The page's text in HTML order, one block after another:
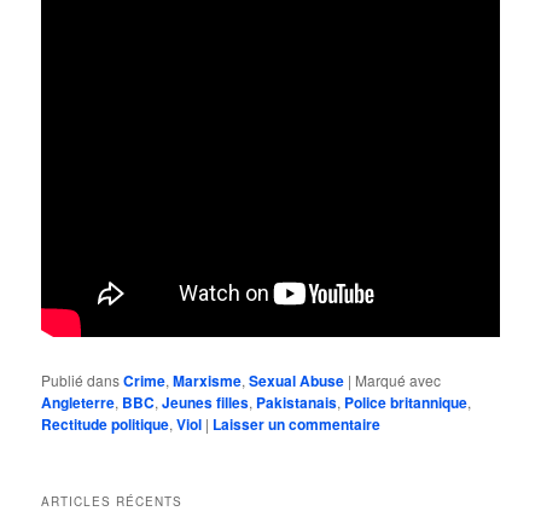
Publié dansCrime,Marxisme,Sexual Abuse | Marqué avec
Angleterre, BBC,Jeunes filles, Pakistanais, Police britannique,
Rectitude politique,Viol | Laisser un commentaire
ARTICLES RÉCENTS